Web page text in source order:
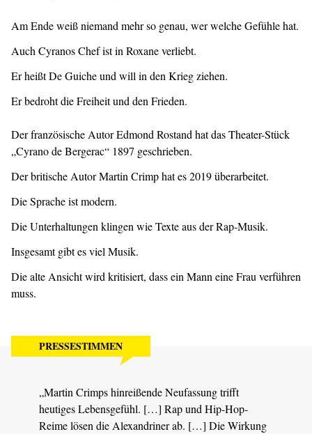
Am Ende weiß niemand mehr so genau, wer welche Gefühle hat.
Auch Cyranos Chef ist in Roxane verliebt.
Er heißt De Guiche und will in den Krieg ziehen.
Er bedroht die Freiheit und den Frieden.
Der französische Autor Edmond Rostand hat das Theater-Stück
„Cyrano de Bergerac“ 1897 geschrieben.
Der britische Autor Martin Crimp hat es 2019 überarbeitet.
Die Sprache ist modern.
Die Unterhaltungen klingen wie Texte aus der Rap-Musik.
Insgesamt gibt es viel Musik.
Die alte Ansicht wird kritisiert, dass ein Mann eine Frau verführen
muss.
PRESSESTIMMEN
„Martin Crimps hinreißende Neufassung trifft
heutiges Lebensgefühl. […] Rap und Hip-Hop-
Reime lösen die Alexandriner ab. […] Die Wirkung